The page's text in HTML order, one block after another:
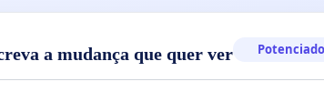
a mudança que quer ver